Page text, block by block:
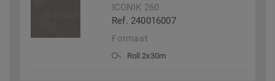
ICONIK 260
Ref. 240016007
Formaat
Roll 2x30m